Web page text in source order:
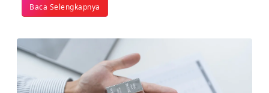
Baca Selengkapnya